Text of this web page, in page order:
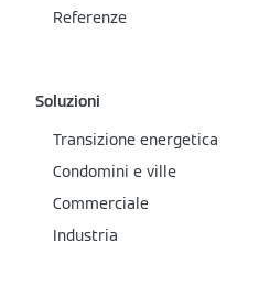
Referenze
Soluzioni
Transizione energetica
Condomini e ville
Commerciale
Industria